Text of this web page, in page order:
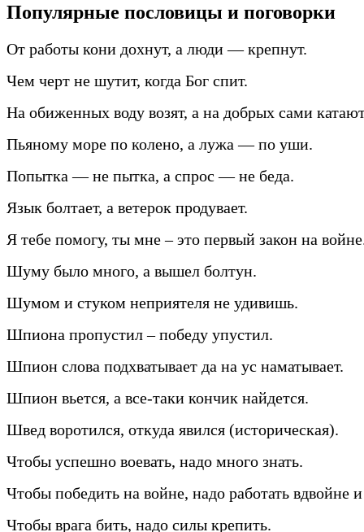
Популярные пословицы и поговорки
От работы кони дохнут, а люди — крепнут.
Чем черт не шутит, когда Бог спит.
На обиженных воду возят, а на добрых сами
Пьяному море по колено, а лужа — по уши.
Попытка — не пытка, а спрос — не беда.
Язык болтает, а ветерок продувает.
Я тебе помогу, ты мне – это первый закон на
Шуму было много, а вышел болтун.
Шумом и стуком неприятеля не удивишь.
Шпиона пропустил – победу упустил.
Шпион слова подхватывает да на ус наматывает.
Шпион вьется, а все-таки кончик найдется.
Швед воротился, откуда явился (историческая).
Чтобы успешно воевать, надо много знать.
Чтобы победить на войне, надо работать вдвойне
Чтобы врага бить, надо силы крепить.